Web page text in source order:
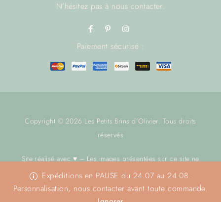
Expéditions en PAUSE du 24.07 au 24.08.
Personnalisation, nous contacter avant toute commande.
N’hésitez pas à nous contacter.
Paiement sécurisé :
Copyright © 2026 Les Petits Brins d’Olivier. Tous droits
réservés
Site réalisé avec ♥ – Les images présentées sur ce site ne
sont pas libres de droit.Nous contacter avant toute utilisation.
Merci